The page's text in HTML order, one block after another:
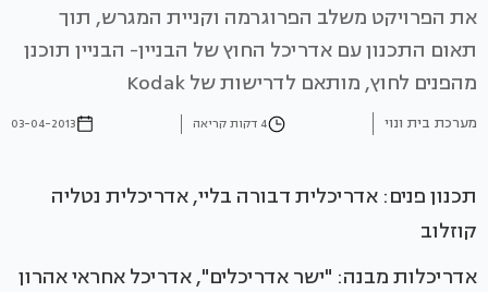
את הפרויקט משלב הפרוגרמה וקניית המגרש, תוך
תאום התכנון עם אדריכל החוץ של הבניין- הבניין תוכנן
מהפנים לחוץ, מותאם לדרישות של Kodak
מערכת בית ונוי 4 דקות קריאה 03-04-2013
תכנון פנים: אדריכלית דבורה בליי, אדריכלית נטליה
קוזלוב
אדריכלות מבנה: "ישר אדריכלים", אדריכל אחראי אהרון